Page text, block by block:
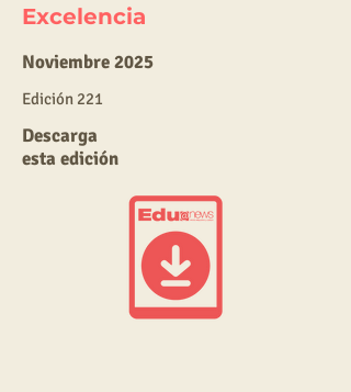
Excelencia
Noviembre 2025
Edición 221
Descarga
esta edición